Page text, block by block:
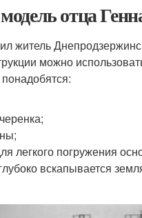
отца
житель
можно
погружения
вскапывается